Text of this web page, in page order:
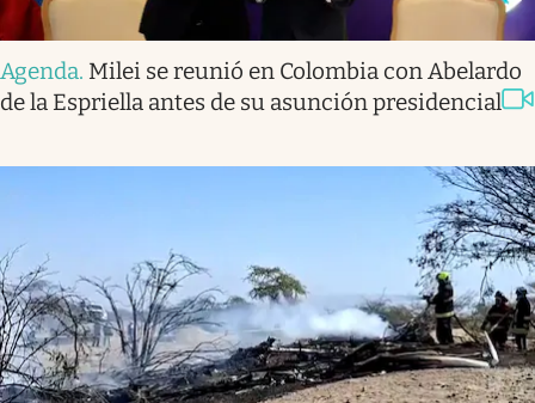
Agenda. Milei se reunió en Colombia con Abelardo
de la Espriella antes de su asunción presidencial